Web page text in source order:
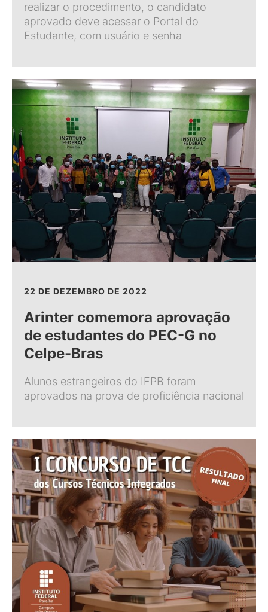
realizar o procedimento, o candidato
aprovado deve acessar o Portal do
Estudante, com usuário e senha
22 DE DEZEMBRO DE 2022
Arinter comemora aprovação
de estudantes do PEC-G no
Celpe-Bras
Alunos estrangeiros do IFPB foram
aprovados na prova de proficiência nacional